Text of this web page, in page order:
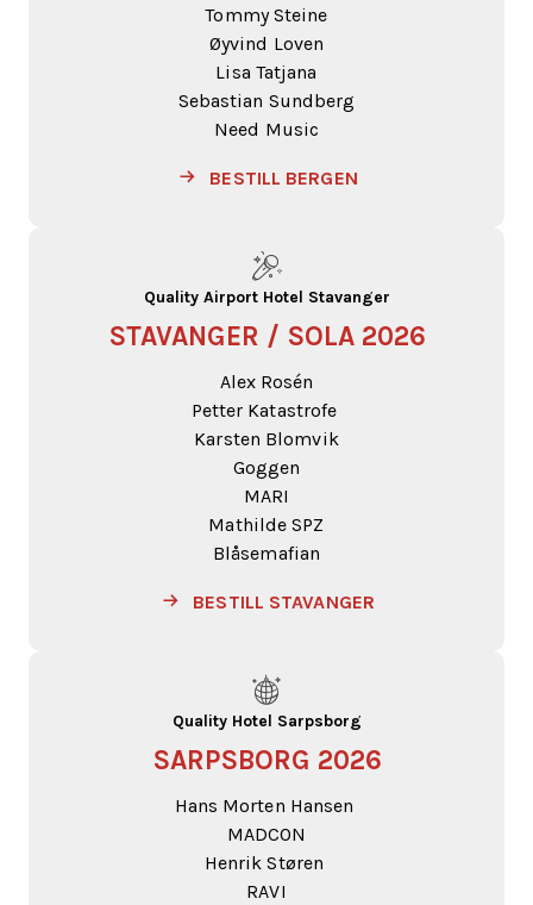
Tommy Steine
Øyvind Loven
Lisa Tatjana
Sebastian Sundberg
Need Music
BESTILL BERGEN
Quality Airport Hotel Stavanger
STAVANGER / SOLA 2026
Alex Rosén
Petter Katastrofe
Karsten Blomvik
Goggen
MARI
Mathilde SPZ
Blåsemafian
BESTILL STAVANGER
Quality Hotel Sarpsborg
SARPSBORG 2026
Hans Morten Hansen
MADCON
Henrik Støren
RAVI